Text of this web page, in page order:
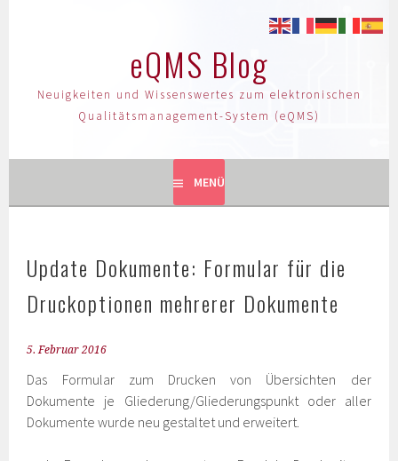
eQMS Blog
Neuigkeiten und Wissenswertes zum elektronischen
Qualitätsmanagement-System (eQMS)
MENÜ
Update Dokumente: Formular für die
Druckoptionen mehrerer Dokumente
5. Februar 2016
Das Formular zum Drucken von Übersichten der
Dokumente je Gliederung/Gliederungspunkt oder aller
Dokumente wurde neu gestaltet und erweitert.